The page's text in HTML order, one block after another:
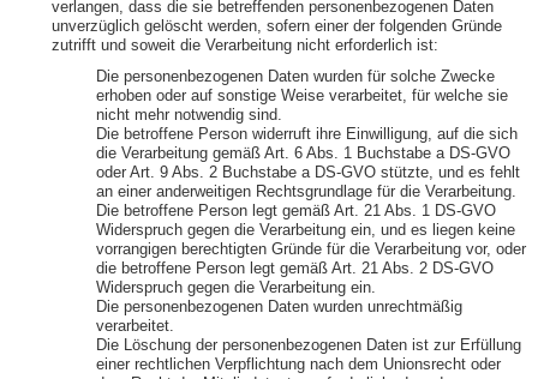
verlangen, dass die sie betreffenden personenbezogenen Daten
unverzüglich gelöscht werden, sofern einer der folgenden Gründe
zutrifft und soweit die Verarbeitung nicht erforderlich ist:
Die personenbezogenen Daten wurden für solche Zwecke
erhoben oder auf sonstige Weise verarbeitet, für welche sie
nicht mehr notwendig sind.
Die betroffene Person widerruft ihre Einwilligung, auf die sich
die Verarbeitung gemäß Art. 6 Abs. 1 Buchstabe a DS-GVO
oder Art. 9 Abs. 2 Buchstabe a DS-GVO stützte, und es fehlt
an einer anderweitigen Rechtsgrundlage für die Verarbeitung.
Die betroffene Person legt gemäß Art. 21 Abs. 1 DS-GVO
Widerspruch gegen die Verarbeitung ein, und es liegen keine
vorrangigen berechtigten Gründe für die Verarbeitung vor, oder
die betroffene Person legt gemäß Art. 21 Abs. 2 DS-GVO
Widerspruch gegen die Verarbeitung ein.
Die personenbezogenen Daten wurden unrechtmäßig
verarbeitet.
Die Löschung der personenbezogenen Daten ist zur Erfüllung
einer rechtlichen Verpflichtung nach dem Unionsrecht oder